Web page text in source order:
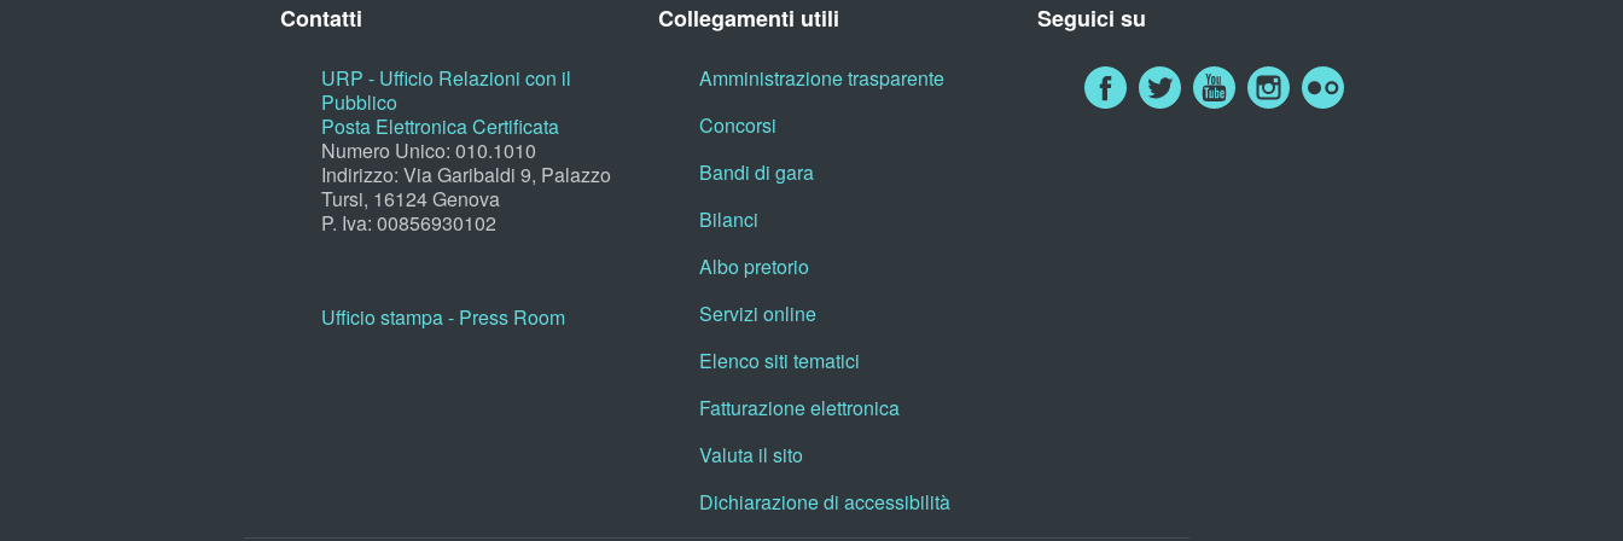
Contatti
URP - Ufficio Relazioni con il
Pubblico
Posta Elettronica Certificata
Numero Unico: 010.1010
Indirizzo: Via Garibaldi 9, Palazzo
Tursi, 16124 Genova
P. Iva: 00856930102
Ufficio stampa - Press Room
Collegamenti utili
Amministrazione trasparente
Concorsi
Bandi di gara
Bilanci
Albo pretorio
Servizi online
Elenco siti tematici
Fatturazione elettronica
Valuta il sito
Dichiarazione di accessibilità
Seguici su